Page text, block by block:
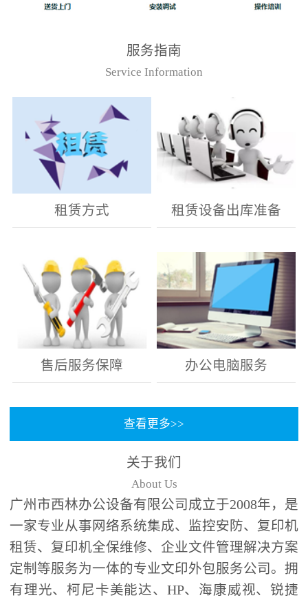
服务指南
Service Information
租赁方式 租赁设备出库准备
售后服务保障 办公电脑服务
查看更多>>
关于我们
About Us
广州市西林办公设备有限公司成立于2008年，是
一家专业从事网络系统集成、监控安防、复印机
租赁、复印机全保维修、企业文件管理解决方案
定制等服务为一体的专业文印外包服务公司。拥
有理光、柯尼卡美能达、HP、海康威视、锐捷